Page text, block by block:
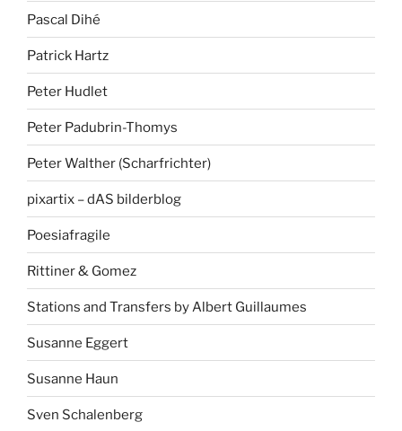
Pascal Dihé
Patrick Hartz
Peter Hudlet
Peter Padubrin-Thomys
Peter Walther (Scharfrichter)
pixartix – dAS bilderblog
Poesiafragile
Rittiner & Gomez
Stations and Transfers by Albert Guillaumes
Susanne Eggert
Susanne Haun
Sven Schalenberg